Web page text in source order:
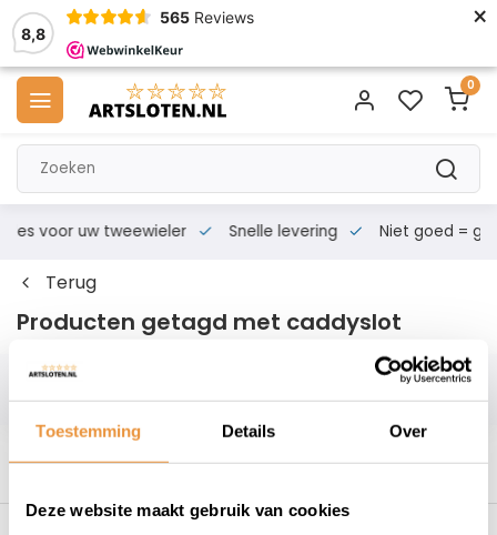
Toestemming Details Over
Deze website maakt gebruik van cookies
8,8
565 Reviews ×
0
voor uw tweewieler Snelle levering Niet goed = geld
Terug
Producten getagd met caddyslot
Filters